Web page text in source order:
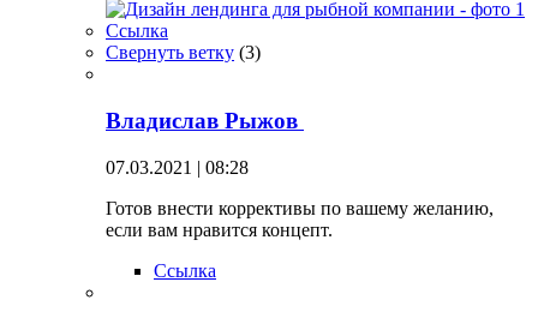
Ссылка
Свернуть ветку (3)
Владислав Рыжов
07.03.2021 | 08:28
Готов внести коррективы по вашему желанию,
если вам нравится концепт.
Ссылка